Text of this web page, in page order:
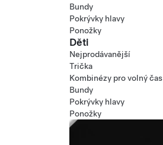
Bundy
Pokrývky hlavy
Ponožky
Děti
Nejprodávanější
Trička
Kombinézy pro volný čas
Bundy
Pokrývky hlavy
Ponožky